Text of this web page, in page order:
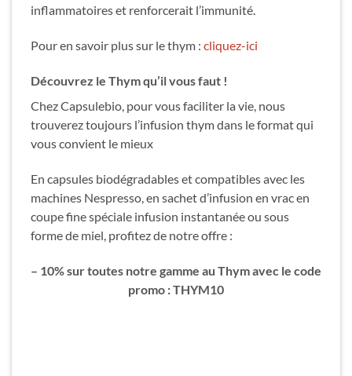
inflammatoires et renforcerait l’immunité.
Pour en savoir plus sur le thym : cliquez-ici
Découvrez le Thym qu’il vous faut !
Chez Capsulebio, pour vous faciliter la vie, nous
trouverez toujours l’infusion thym dans le format qui
vous convient le mieux
En capsules biodégradables et compatibles avec les
machines Nespresso, en sachet d’infusion en vrac en
coupe fine spéciale infusion instantanée ou sous
forme de miel, profitez de notre offre :
– 10% sur toutes notre gamme au Thym avec le code
promo :THYM10